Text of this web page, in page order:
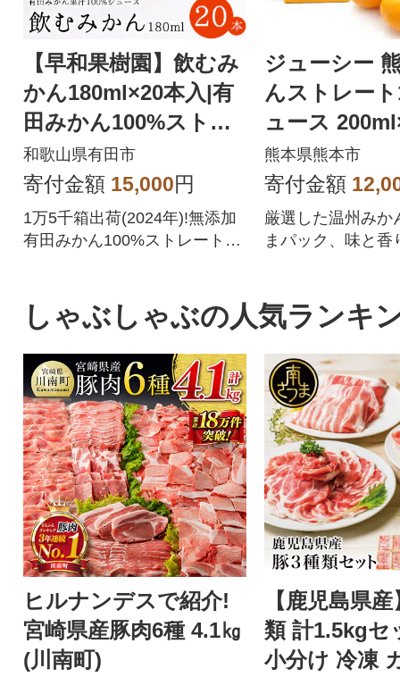
【早和果樹園】飲むみ
かん180ml×20本入|有
田みかん100%ストレ
ートジュース
和歌山県有田市
寄付金額 15,000円
1万5千箱出荷(2024年)!無添加
有田みかん100%ストレートジ
ジューシー
んストレー
ュース
A熊本果実連
熊本県熊本市
寄付金額
厳選した温州みか
まパック、味と香
しゃぶしゃぶの人気ランキ
ヒルナンデスで紹介!
宮崎県産豚肉6種 4.1㎏
(川南町)
【鹿児島県
類 計1.5kgセ
小分け 冷凍